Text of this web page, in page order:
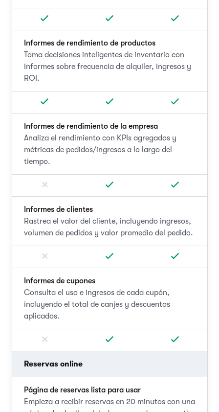
Informes de rendimiento de productos
Toma decisiones inteligentes de inventario con
informes sobre frecuencia de alquiler, ingresos y
ROI.
Informes de rendimiento de la empresa
Analiza el rendimiento con KPIs agregados y
métricas de pedidos/ingresos a lo largo del
tiempo.
Informes de clientes
Rastrea el valor del cliente, incluyendo ingresos,
volumen de pedidos y valor promedio del pedido.
Informes de cupones
Consulta el uso e ingresos de cada cupón,
incluyendo el total de canjes y descuentos
aplicados.
Reservas online
Página de reservas lista para usar
Empieza a recibir reservas en 20 minutos con una